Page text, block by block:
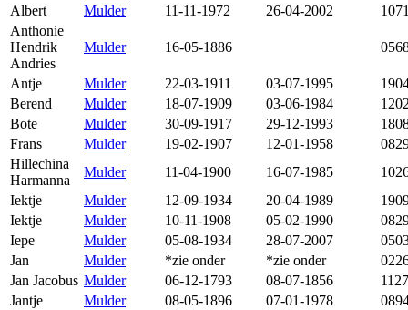
Albert
Mulder 11-11-1972 26-04-2002
Anthonie
Hendrik
Andries
Mulder 16-05-1886
Antje Mulder 22-03-1911 03-07-1995
Berend
Mulder 18-07-1909 03-06-1984
Bote
Mulder 30-09-1917 29-12-1993
Frans
Mulder 19-02-1907 12-01-1958
Hillechina
Harmanna
Mulder 11-04-1900 16-07-1985
Iektje
Mulder 12-09-1934 20-04-1989
Iektje
Mulder 10-11-1908 05-02-1990
Iepe
Mulder 05-08-1934 28-07-2007
Jan
Mulder *zie onder *zie onder
Jan Jacobus Mulder 06-12-1793 08-07-1856
1127
Jantje
Mulder 08-05-1896 07-01-1978